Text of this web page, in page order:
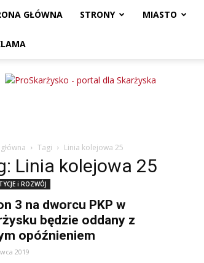
GŁÓWNA STRONY MIASTO
ProSkarżysko
Tagi Linia kolejowa 25
Linia kolejowa 25
i ROZWÓJ
3 na dworcu PKP w
będzie oddany z
opóźnieniem
2019